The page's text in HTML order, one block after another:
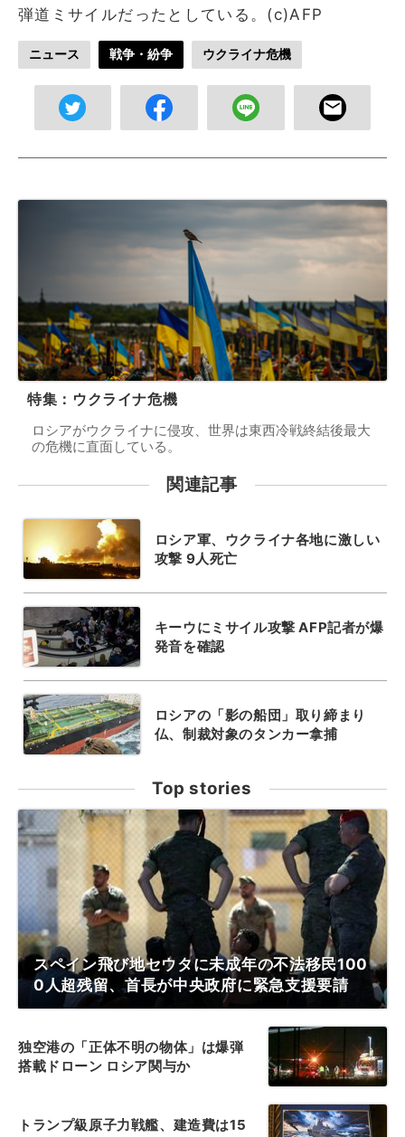
弾道ミサイルだったとしている。(c)AFP
ニュース 戦争・紛争 ウクライナ危機
特集：ウクライナ危機
ロシアがウクライナに侵攻、世界は東西冷戦終結後最大
の危機に直面している。
関連記事
ロシア軍、ウクライナ各地に激しい
攻撃 9人死亡
キーウにミサイル攻撃 AFP記者が爆
発音を確認
ロシアの「影の船団」取り締まり
仏、制裁対象のタンカー拿捕
Top stories
スペイン飛び地セウタに未成年の不法移民100
0人超残留、首長が中央政府に緊急支援要請
独空港の「正体不明の物体」は爆弾
搭載ドローン ロシア関与か
トランプ級原子力戦艦、建造費は15